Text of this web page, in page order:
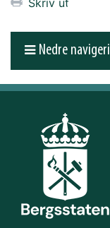
Skriv ut
Nedre